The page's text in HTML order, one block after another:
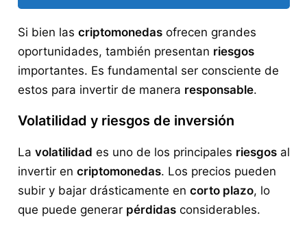
Si bien las criptomonedasofrecen grandes
oportunidades, también presentan riesgos
importantes. Es fundamental ser consciente de
estos para invertir de manera responsable.
Volatilidad y riesgos de inversión
La volatilidad es uno de los principales riesgosal
invertir en criptomonedas. Los precios pueden
subir y bajar drásticamente en corto plazo, lo
que puede generar pérdidasconsiderables.